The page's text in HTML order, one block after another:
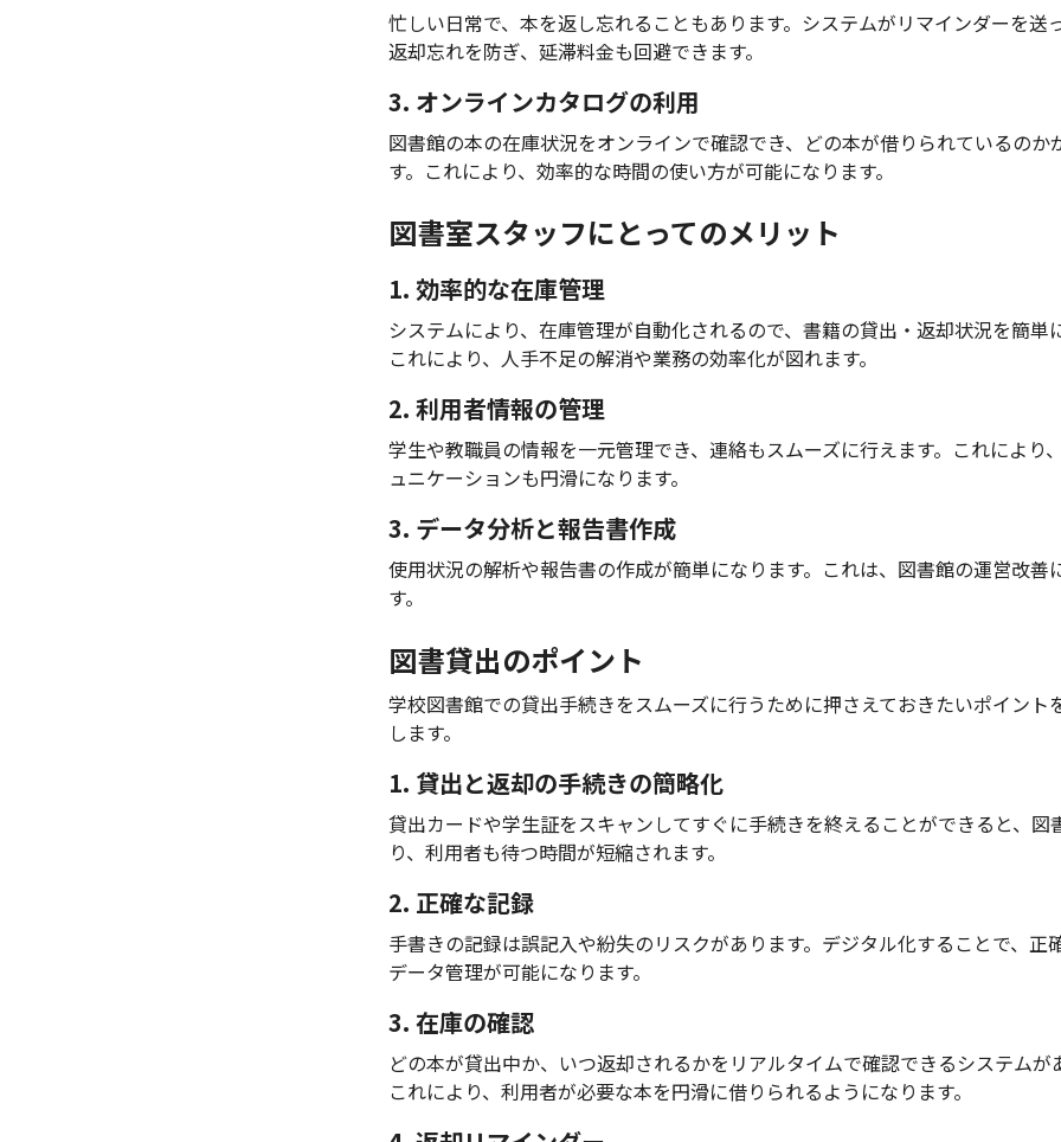
忙しい日常で、本を返し忘れることもあります。システムがリマインダーを送
返却忘れを防ぎ、延滞料金も回避できます。
3. オンラインカタログの利用
図書館の本の在庫状況をオンラインで確認でき、どの本が借りられているのか
す。これにより、効率的な時間の使い方が可能になります。
図書室スタッフにとってのメリット
1. 効率的な在庫管理
システムにより、在庫管理が自動化されるので、書籍の貸出・返却状況を簡単
これにより、人手不足の解消や業務の効率化が図れます。
2. 利用者情報の管理
学生や教職員の情報を一元管理でき、連絡もスムーズに行えます。これにより
ュニケーションも円滑になります。
3. データ分析と報告書作成
使用状況の解析や報告書の作成が簡単になります。これは、図書館の運営改善
す。
図書貸出のポイント
学校図書館での貸出手続きをスムーズに行うために押さえておきたいポイント
します。
1. 貸出と返却の手続きの簡略化
貸出カードや学生証をスキャンしてすぐに手続きを終えることができると、図
り、利用者も待つ時間が短縮されます。
2. 正確な記録
手書きの記録は誤記入や紛失のリスクがあります。デジタル化することで、正
データ管理が可能になります。
3. 在庫の確認
どの本が貸出中か、いつ返却されるかをリアルタイムで確認できるシステムが
これにより、利用者が必要な本を円滑に借りられるようになります。